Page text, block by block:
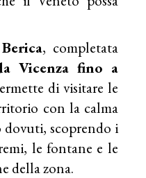
, completata
Vicenza fino a
di visitare le
con la calma
dovuti, scoprendo i
le fontane e le
della zona.